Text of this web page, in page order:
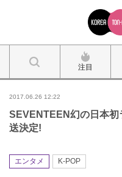
注目
2017.06.26 12:22
SEVENTEEN幻の日本
送決定!
エンタメ K-POP